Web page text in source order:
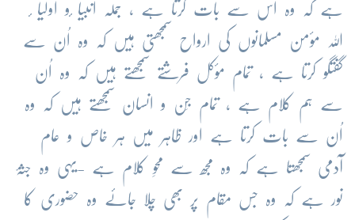
ہے کہ وہ اُس سے بات کرتا ہے ، جملہ انبیا ٔو اولیا ٔ
اللہ مؤمن مسلمانوں کی ارواح سمجھتی ہیں کہ وہ اُن سے
گفتگو کرتا ہے ، تمام مؤکل فرشتے سمجھتے ہیں کہ وہ اُن
سے ہم کلام ہے ، تمام جِن و انسان سمجھتے ہیں کہ وہ
اُن سے بات کرتا ہے اور ظاہر میں ہر خاص و عام
آدمی سمجھتا ہے کہ وہ مجھ سے محوِ کلام ہے -یہی وہ جثۂ
نور ہے کہ وہ جس مقام پر بھی چلا جائے وہ حضوری کا